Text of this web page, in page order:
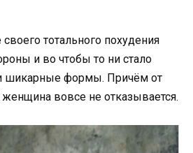
тотального похудения
и во чтобы то ни стало
шикарные формы. Причём от
вовсе не отказывается.